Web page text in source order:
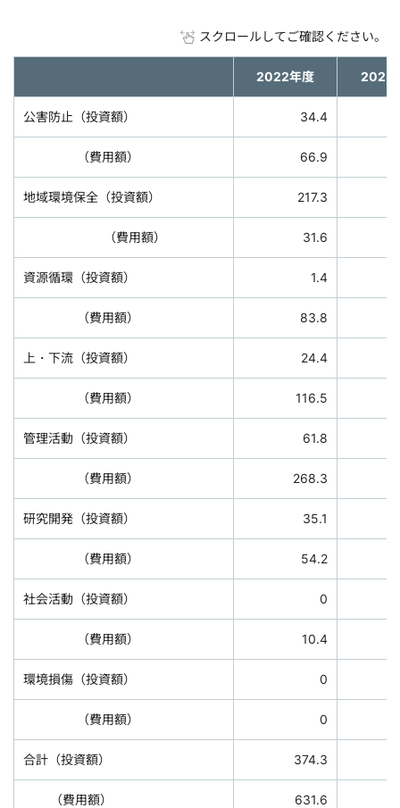
スクロールしてご確認ください。
2022年度 2023
公害防止（投資額） 34.4
（費用額） 66.9
地域環境保全（投資額） 217.3
（費用額） 31.6
資源循環（投資額） 1.4
（費用額） 83.8
上・下流（投資額） 24.4
（費用額） 116.5
管理活動（投資額） 61.8
（費用額） 268.3
研究開発（投資額） 35.1
（費用額） 54.2
社会活動（投資額） 0
（費用額） 10.4
環境損傷（投資額） 0
（費用額） 0
合計（投資額） 374.3
（費用額） 631.6